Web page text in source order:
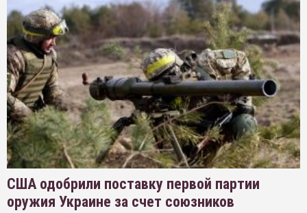
США одобрили поставку первой партии
оружия Украине за счет союзников